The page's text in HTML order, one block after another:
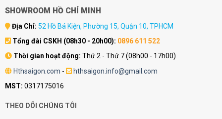
SHOWROOM HỒ CHÍ MINH
Địa Chỉ: 52 Hồ Bá Kiện, Phường 15, Quận 10, TPHCM
Tổng đài CSKH (08h30 - 20h00): 0896 611 522
Thời gian hoạt động: Thứ 2 - Thứ 7 (08h00 - 17h00)
Hthsaigon.com -
hthsaigon.info@gmail.com
MST: 0317175016
THEO DÕI CHÚNG TÔI